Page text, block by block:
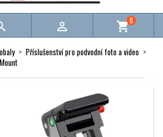
 shopping_cart0
Příslušenství pro podvodní foto a video